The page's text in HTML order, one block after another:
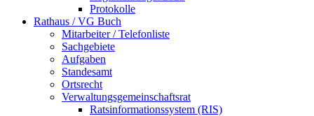
Protokolle
Rathaus / VG Buch
Mitarbeiter / Telefonliste
Sachgebiete
Aufgaben
Standesamt
Ortsrecht
Verwaltungsgemeinschaftsrat
Ratsinformationssystem (RIS)